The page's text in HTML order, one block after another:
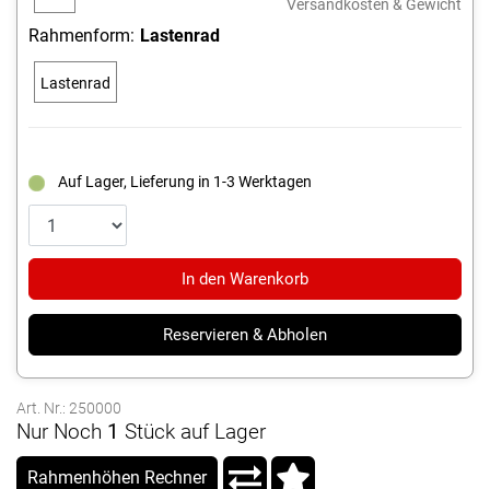
Versandkosten & Gewicht
Rahmenform: Lastenrad
Lastenrad
Auf Lager, Lieferung in 1-3 Werktagen
In den Warenkorb
Reservieren & Abholen
Art. Nr.: 250000
Nur Noch 1 Stück auf Lager
Rahmenhöhen Rechner